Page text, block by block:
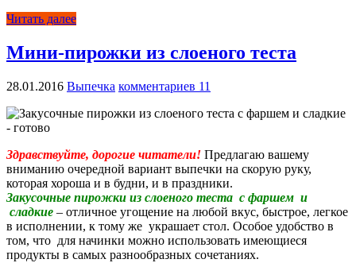
Читать далее
Мини-пирожки из слоеного теста
28.01.2016 Выпечка комментариев 11
Здравствуйте, дорогие читатели! Предлагаю вашему
вниманию очередной вариант выпечки на скорую руку,
которая хороша и в будни, и в праздники.
Закусочные пирожки из слоеного теста с фаршем и
сладкие – отличное угощение на любой вкус, быстрое, легкое
в исполнении, к тому же украшает стол. Особое удобство в
том, что для начинки можно использовать имеющиеся
продукты в самых разнообразных сочетаниях.